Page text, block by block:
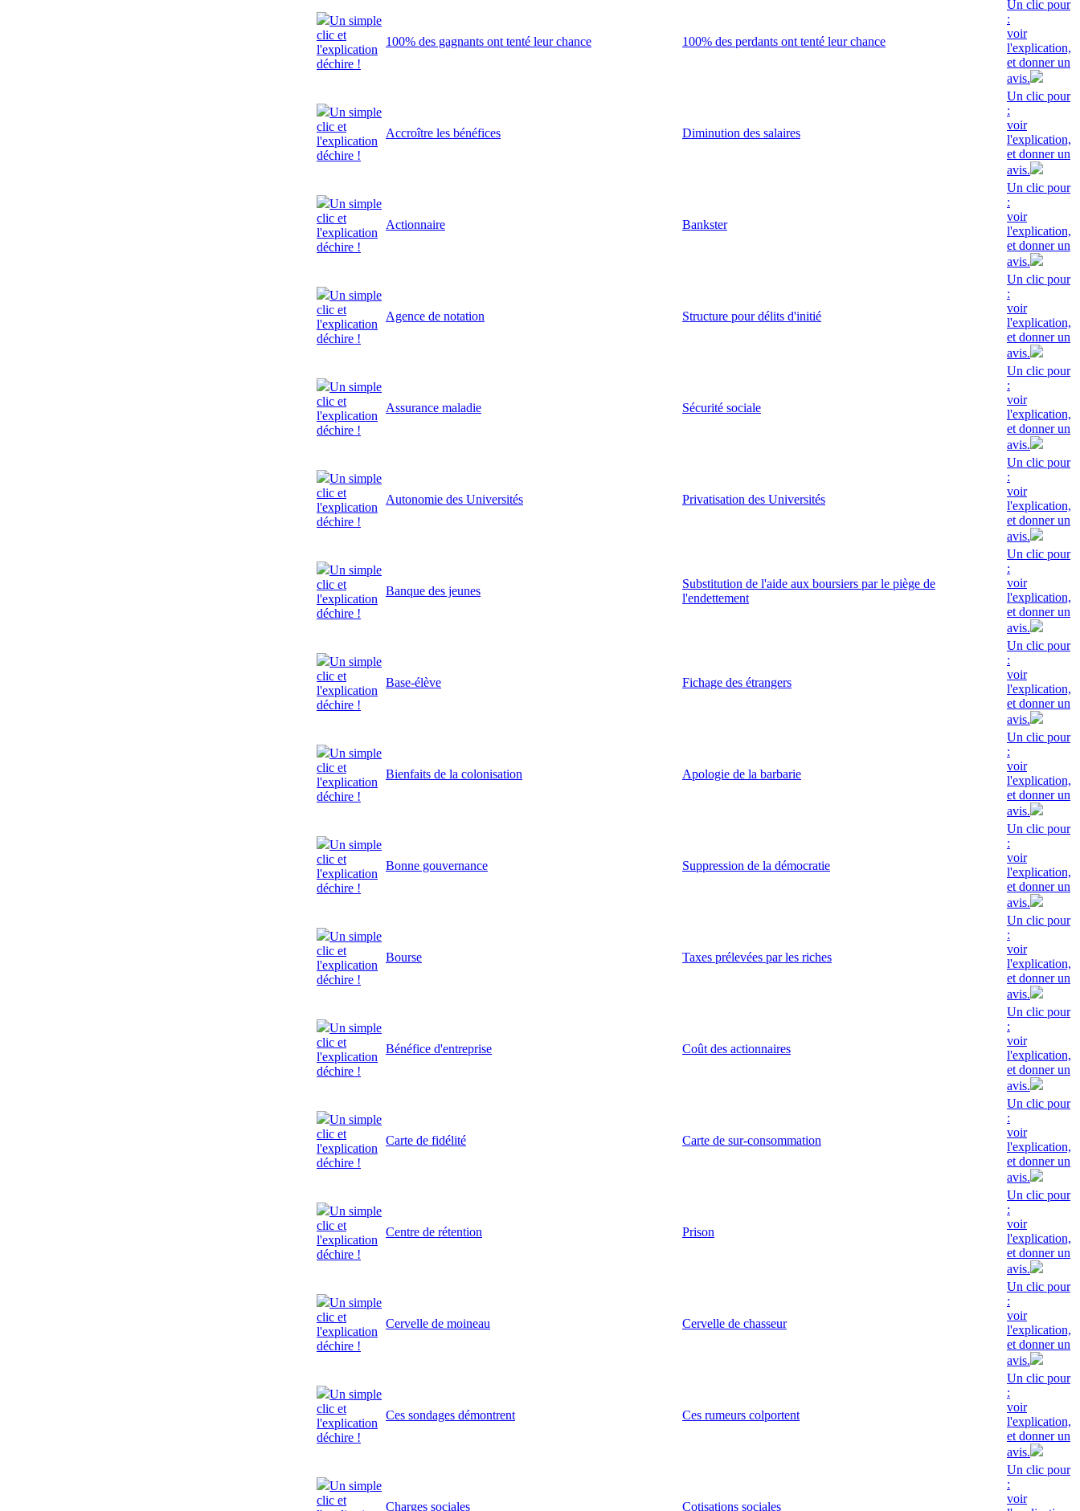
Un simple
clic et
l'explication
déchire !
100% des gagnants ont tenté leur chance 100% des perdants ont tenté leur chance
Un clic pour
:
voir
l'explication,
et donner un
avis.
Un simple
clic et
l'explication
déchire !
Accroître les bénéfices Diminution des salaires
Un clic pour
:
voir
l'explication,
et donner un
avis.
Un simple
clic et
l'explication
déchire !
Actionnaire Bankster
Un clic pour
:
voir
l'explication,
et donner un
avis.
Un simple
clic et
l'explication
déchire !
Agence de notation Structure pour délits d'initié
Un clic pour
:
voir
l'explication,
et donner un
avis.
Un simple
clic et
l'explication
déchire !
Assurance maladie Sécurité sociale
Un clic pour
:
voir
l'explication,
et donner un
avis.
Un simple
clic et
l'explication
déchire !
Autonomie des Universités Privatisation des Universités
Un clic pour
:
voir
l'explication,
et donner un
avis.
Un simple
clic et
l'explication
déchire !
Banque des jeunes
Substitution de l'aide aux boursiers par le piège de
l'endettement
Un clic pour
:
voir
l'explication,
et donner un
avis.
Un simple
clic et
l'explication
déchire !
Base-élève Fichage des étrangers
Un clic pour
:
voir
l'explication,
et donner un
avis.
Un simple
clic et
l'explication
déchire !
Bienfaits de la colonisation Apologie de la barbarie
Un clic pour
:
voir
l'explication,
et donner un
avis.
Un simple
clic et
l'explication
déchire !
Bonne gouvernance Suppression de la démocratie
Un clic pour
:
voir
l'explication,
et donner un
avis.
Un simple
clic et
l'explication
déchire !
Bourse Taxes prélevées par les riches
Un clic pour
:
voir
l'explication,
et donner un
avis.
Un simple
clic et
l'explication
déchire !
Bénéfice d'entreprise Coût des actionnaires
Un clic pour
:
voir
l'explication,
et donner un
avis.
Un simple
clic et
l'explication
déchire !
Carte de fidélité Carte de sur-consommation
Un clic pour
:
voir
l'explication,
et donner un
avis.
Un simple
clic et
l'explication
déchire !
Centre de rétention Prison
Un clic pour
:
voir
l'explication,
et donner un
avis.
Un simple
clic et
l'explication
déchire !
Cervelle de moineau Cervelle de chasseur
Un clic pour
:
voir
l'explication,
et donner un
avis.
Un simple
clic et
l'explication
déchire !
Ces sondages démontrent Ces rumeurs colportent
Un clic pour
:
voir
l'explication,
et donner un
avis.
Un simple
clic et
Charges sociales Cotisations sociales
Un clic pour
:
voir